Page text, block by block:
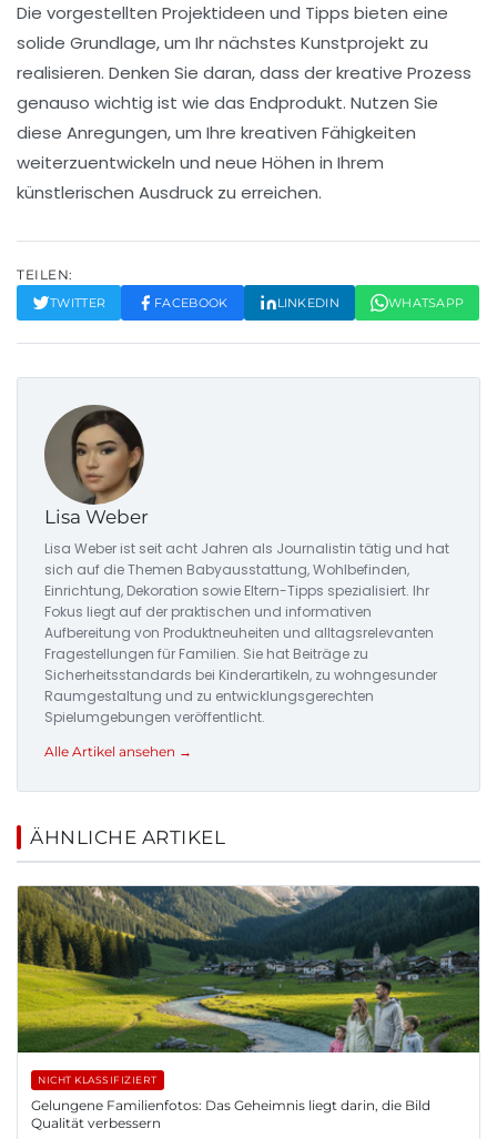
Die vorgestellten Projektideen und Tipps bieten eine
solide Grundlage, um Ihr nächstes Kunstprojekt zu
realisieren. Denken Sie daran, dass der kreative Prozess
genauso wichtig ist wie das Endprodukt. Nutzen Sie
diese Anregungen, um Ihre kreativen Fähigkeiten
weiterzuentwickeln und neue Höhen in Ihrem
künstlerischen Ausdruck zu erreichen.
TEILEN:
TWITTER FACEBOOK LINKEDIN WHATSAPP
Lisa Weber
Lisa Weber ist seit acht Jahren als Journalistin tätig und hat
sich auf die Themen Babyausstattung, Wohlbefinden,
Einrichtung, Dekoration sowie Eltern-Tipps spezialisiert. Ihr
Fokus liegt auf der praktischen und informativen
Aufbereitung von Produktneuheiten und alltagsrelevanten
Fragestellungen für Familien. Sie hat Beiträge zu
Sicherheitsstandards bei Kinderartikeln, zu wohngesunder
Raumgestaltung und zu entwicklungsgerechten
Spielumgebungen veröffentlicht.
Alle Artikel ansehen →
ÄHNLICHE ARTIKEL
NICHT KLASSIFIZIERT
Gelungene Familienfotos: Das Geheimnis liegt darin, die Bild
Qualität verbessern